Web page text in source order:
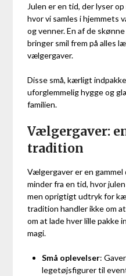
Julen er en tid, der lyser
hvor vi samles i hjemmets
og venner. En af de
bringer smil frem på alles
vælgergaver.
Disse små, kærligt
uforglemmelig hygge og
familien.
Vælgergaver:
tradition
Vælgergaver er en
minder fra en tid, hvor
men oprigtigt udtryk for
tradition handler ikke om
om at lade hver lille pakke
magi.
Små oplevelser:
legetøjsfigurer til